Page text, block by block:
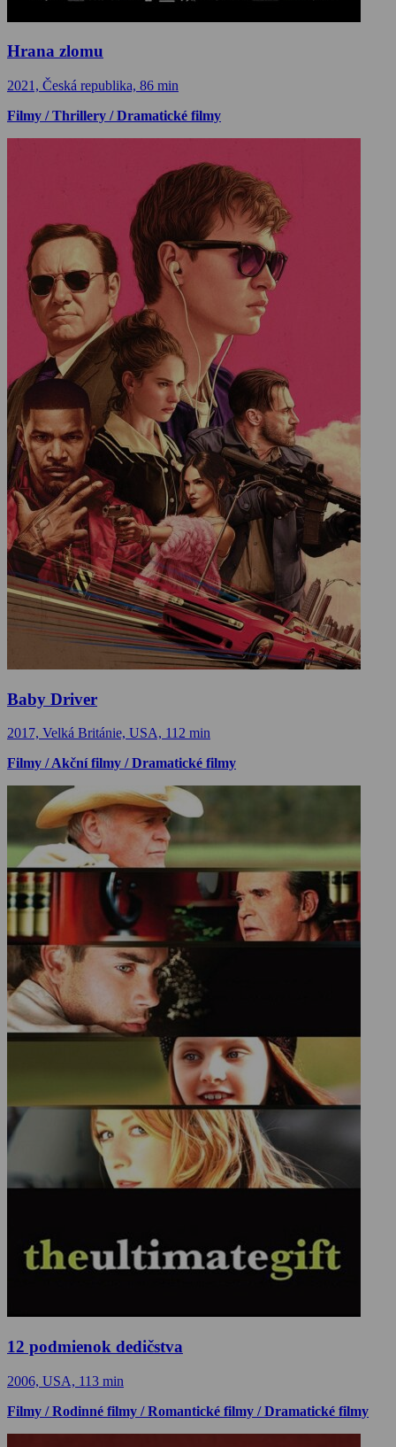
Hrana zlomu
2021, Česká republika, 86 min
Filmy / Thrillery / Dramatické filmy
Baby Driver
2017, Velká Británie, USA, 112 min
Filmy / Akční filmy / Dramatické filmy
12 podmienok dedičstva
2006, USA, 113 min
Filmy / Rodinné filmy / Romantické filmy / Dramatické filmy